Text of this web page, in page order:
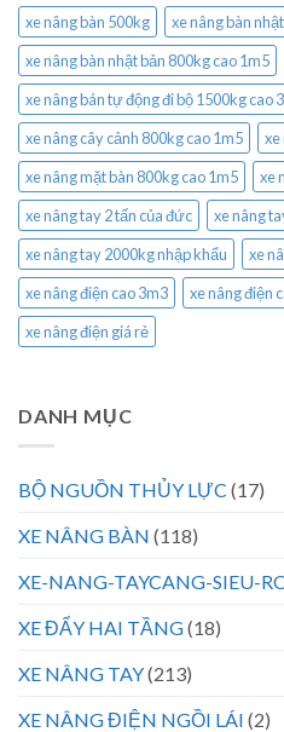
xe nâng bàn 500kg
xe nâng bàn
xe nâng bàn nhật bản 800kg cao 1m5
xe nâng bán tự động đi bộ 1500kg cao
xe nâng cây cảnh 800kg cao 1m5
xe
xe nâng mặt bàn 800kg cao 1m5
xe
xe nâng tay 2 tấn của đức
xe nâng
xe nâng tay 2000kg nhập khẩu
xe
xe nâng điện cao 3m3
xe nâng điện
xe nâng điện giá rẻ
DANH MỤC
BỘ NGUỒN THỦY LỰC (17)
XE NÂNG BÀN (118)
XE-NANG-TAYCANG-SIEU-
XE ĐẨY HAI TẦNG(18)
XE NÂNG TAY(213)
XE NÂNG ĐIỆN NGỒI LÁI (2)